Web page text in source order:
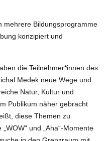
mehrere Bildungsprogramme
konzipiert und
die Teilnehmer*innen des
Medek neue Wege und
Natur, Kultur und
Pub­likum näher gebracht
diese Themen zu
und „Aha“-Momen­te